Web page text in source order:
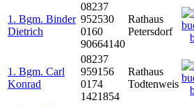
1. Bgm. Binder
Dietrich
08237
952530
0160
90664140
Rathaus
Petersdorf
1. Bgm. Carl
Konrad
08237
959156
0174
1421854
Rathaus
Todtenweis